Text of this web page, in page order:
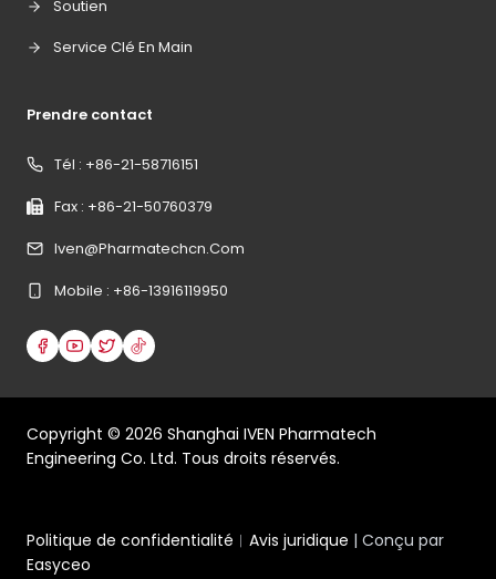
Soutien
Service Clé En Main
Prendre contact
Tél : +86-21-58716151
Fax : +86-21-50760379
Iven@pharmatechcn.com
Mobile : +86-13916119950
Copyright © 2026 Shanghai IVEN Pharmatech
Engineering Co. Ltd. Tous droits réservés.
Politique de confidentialité ︱ Avis juridique | Conçu par
Easyceo